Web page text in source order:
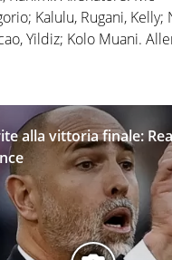
Kalulu, Rugani,
Yildiz; Kolo Muani.
alla vittoria finale: